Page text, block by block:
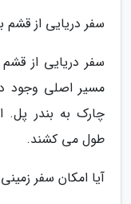
سفر دریایی از
سفر دریایی از
مسیر اصلی وجود
طول می کشند.
آیا امکان سفر